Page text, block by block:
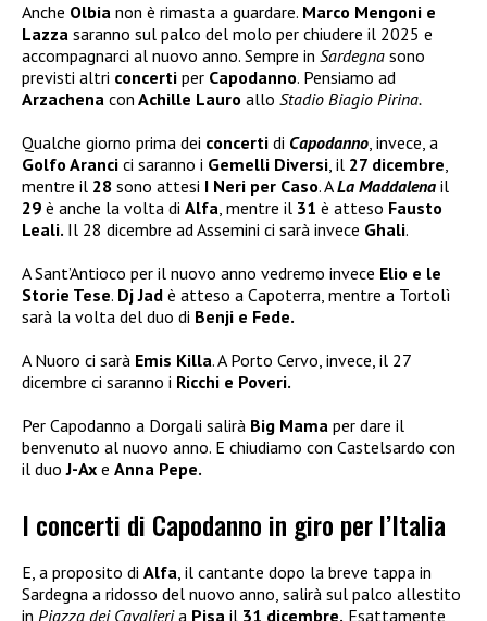
Anche Olbia non è rimasta a guardare. Marco Mengoni e
Lazza saranno sul palco del molo per chiudere il 2025 e
accompagnarci al nuovo anno. Sempre in Sardegna sono
previsti altri concerti per Capodanno. Pensiamo ad
Arzachena con Achille Lauro allo Stadio Biagio Pirina.
Qualche giorno prima dei concerti di Capodanno, invece, a
Golfo Aranci ci saranno i Gemelli Diversi, il 27 dicembre,
mentre il 28 sono attesi I Neri per Caso. ALa Maddalena il
29 è anche la volta di Alfa, mentre il 31 è atteso Fausto
Leali. Il 28 dicembre ad Assemini ci sarà invece Ghali.
A Sant’Antioco per il nuovo anno vedremo invece Elio e le
Storie Tese. Dj Jad è atteso a Capoterra, mentre a Tortolì
sarà la volta del duo di Benji e Fede.
A Nuoro ci sarà Emis Killa. A Porto Cervo, invece, il 27
dicembre ci saranno i Ricchi e Poveri.
Per Capodanno a Dorgali salirà Big Mama per dare il
benvenuto al nuovo anno. E chiudiamo con Castelsardo con
il duo J-Ax e Anna Pepe.
I concerti di Capodanno in giro per l’Italia
E, a proposito di Alfa , il cantante dopo la breve tappa in
Sardegna a ridosso del nuovo anno, salirà sul palco allestito
in Piazza dei Cavalieria Pisa il 31 dicembre. Esattamente